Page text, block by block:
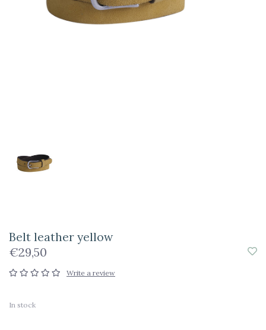
Belt leather yellow
€29,50
Write a review
In stock